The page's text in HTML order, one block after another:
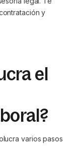
y
el
varios pasos